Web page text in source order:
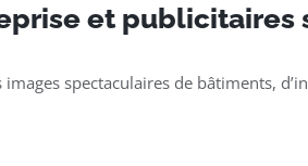
et publicitaires
spectaculaires de bâtiments,